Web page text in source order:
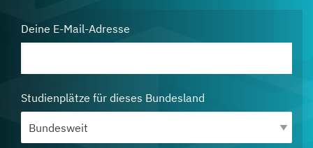
Deine E-Mail-Adresse
Studienplätze für dieses Bundesland